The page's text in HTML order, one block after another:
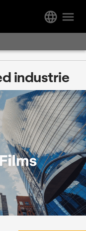
menu
language
industrie